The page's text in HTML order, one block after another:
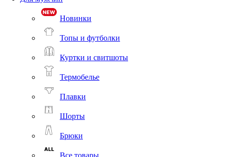
Новинки
Топы и футболки
Куртки и свитшоты
Термобелье
Плавки
Шорты
Брюки